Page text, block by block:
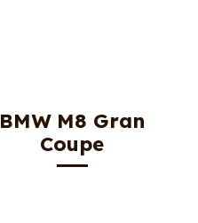
BMW M8 Gran
Coupe